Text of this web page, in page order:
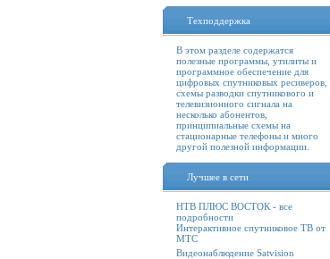
Техподдержка
В этом разделе содержатся
полезные программы, утилиты и
программное обеспечение для
цифровых спутниковых ресиверов,
схемы разводки спутникового и
телевизионного сигнала на
несколько абонентов,
принципиальные схемы на
стационарные телефоны и много
другой полезной информации.
Лучшее в сети
НТВ ПЛЮС ВОСТОК - все
подробности
Интерактивное спутниковое ТВ от
МТС
Видеонаблюдение Satvision